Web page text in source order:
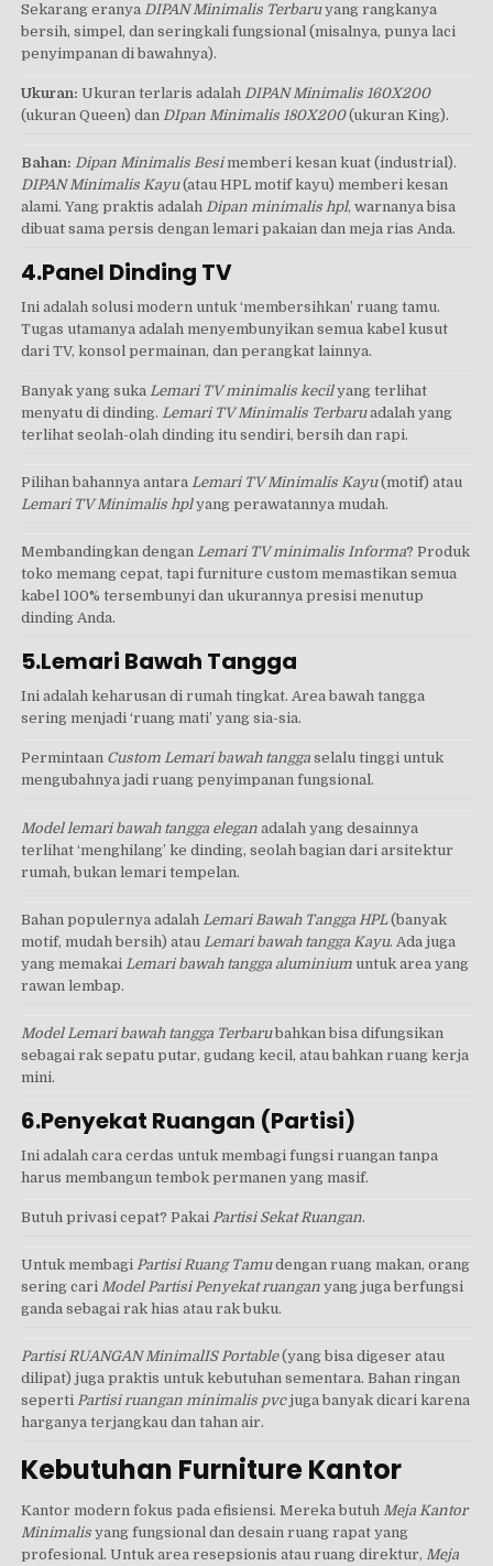
Sekarang eranya DIPAN Minimalis Terbaruyang rangkanya
bersih, simpel, dan seringkali fungsional (misalnya, punya laci
penyimpanan di bawahnya).
Ukuran: Ukuran terlaris adalah DIPAN Minimalis 160X200
(ukuran Queen) dan DIpan Minimalis 180X200(ukuran King).
Bahan: Dipan Minimalis Besimemberi kesan kuat (industrial).
DIPAN Minimalis Kayu(atau HPL motif kayu) memberi kesan
alami. Yang praktis adalahDipan minimalis hpl, warnanya bisa
dibuat sama persis dengan lemari pakaian dan meja rias Anda.
4.Panel Dinding TV
Ini adalah solusi modern untuk ‘membersihkan’ ruang tamu.
Tugas utamanya adalah menyembunyikan semua kabel kusut
dari TV, konsol permainan, dan perangkat lainnya.
Banyak yang sukaLemari TV minimalis kecilyang terlihat
menyatu di dinding.Lemari TV Minimalis Terbaruadalah yang
terlihat seolah-olah dinding itu sendiri, bersih dan rapi.
Pilihan bahannya antaraLemari TV Minimalis Kayu(motif) atau
Lemari TV Minimalis hplyang perawatannya mudah.
Membandingkan denganLemari TV minimalis Informa? Produk
toko memang cepat, tapi furniture custom memastikan semua
kabel 100% tersembunyi dan ukurannya presisi menutup
dinding Anda.
5.Lemari Bawah Tangga
Ini adalah keharusan di rumah tingkat. Area bawah tangga
sering menjadi ‘ruang mati’ yang sia-sia.
Permintaan Custom Lemari bawah tangga selalu tinggi untuk
mengubahnya jadi ruang penyimpanan fungsional.
Model lemari bawah tangga elegan adalah yang desainnya
terlihat ‘menghilang’ ke dinding, seolah bagian dari arsitektur
rumah, bukan lemari tempelan.
Bahan populernya adalah Lemari Bawah Tangga HPL(banyak
motif, mudah bersih) atau Lemari bawah tangga Kayu. Ada juga
yang memakai Lemari bawah tangga aluminium untuk area yang
rawan lembap.
Model Lemari bawah tangga Terbarubahkan bisa difungsikan
sebagai rak sepatu putar, gudang kecil, atau bahkan ruang kerja
mini.
6.Penyekat Ruangan (Partisi)
Ini adalah cara cerdas untuk membagi fungsi ruangan tanpa
harus membangun tembok permanen yang masif.
Butuh privasi cepat? Pakai Partisi Sekat Ruangan.
Untuk membagi Partisi Ruang Tamudengan ruang makan, orang
sering cari Model Partisi Penyekat ruangan yang juga berfungsi
ganda sebagai rak hias atau rak buku.
Partisi RUANGAN MinimalIS Portable(yang bisa digeser atau
dilipat) juga praktis untuk kebutuhan sementara. Bahan ringan
sepertiPartisi ruangan minimalis pvcjuga banyak dicari karena
harganya terjangkau dan tahan air.
Kebutuhan Furniture Kantor
Kantor modern fokus pada efisiensi. Mereka butuh Meja Kantor
Minimalis yang fungsional dan desain ruang rapat yang
profesional. Untuk area resepsionis atau ruang direktur, Meja